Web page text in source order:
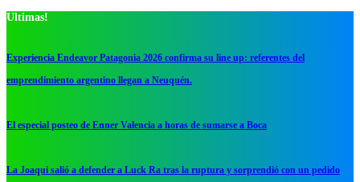
Ultimas!
Experiencia Endeavor Patagonia 2026 confirma su line up: referentes del
emprendimiento argentino llegan a Neuquén.
El especial posteo de Enner Valencia a horas de sumarse a Boca
La Joaqui salió a defender a Luck Ra tras la ruptura y sorprendió con un pedido